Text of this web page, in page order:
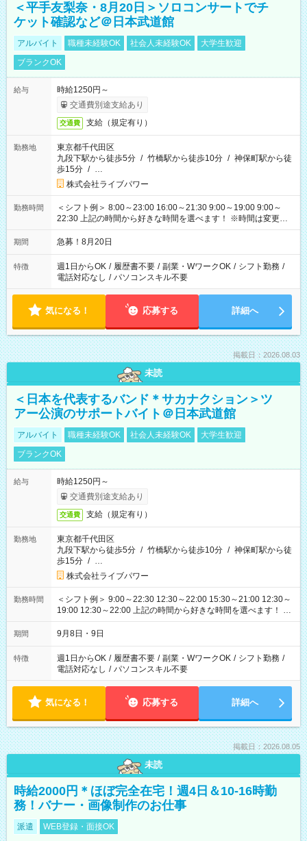
＜平手友梨奈・8月20日＞ソロコンサートでチ
ケット確認など＠日本武道館
アルバイト 職種未経験OK 社会人未経験OK
大学生歓迎
ブランクOK
給与
時給1250円～
交通費別途支給あり
交通費 支給（規定有り）
勤務地
東京都千代田区
九段下駅から徒歩5分 / 竹橋駅から徒歩10分 / 神保町駅から徒
歩15分 / …
株式会社ライブパワー
勤務時間
＜シフト例＞ 8:00～23:00 16:00～21:30 9:00～19:00 9:00～
22:30 上記の時間から好きな時間を選べます！ ※時間は変更と
なる可能性があります
期間 急募！8月20日
特徴 週1日からOK / 履歴書不要 / 副業・WワークOK / シフト勤務 /
電話対応なし / パソコンスキル不要
気になる！ 応募する 詳細へ
掲載日：2026.08.03
未読
＜日本を代表するバンド＊サカナクション＞ツ
アー公演のサポートバイト＠日本武道館
アルバイト 職種未経験OK 社会人未経験OK
大学生歓迎
ブランクOK
給与
時給1250円～
交通費別途支給あり
交通費 支給（規定有り）
勤務地
東京都千代田区
九段下駅から徒歩5分 / 竹橋駅から徒歩10分 / 神保町駅から徒
歩15分 / …
株式会社ライブパワー
勤務時間
＜シフト例＞ 9:00～22:30 12:30～22:00 15:30～21:00 12:30～
19:00 12:30～22:00 上記の時間から好きな時間を選べます！ ※
時間は変更となる可能性があります
期間 9月8日・9日
特徴 週1日からOK / 履歴書不要 / 副業・WワークOK / シフト勤務 /
電話対応なし / パソコンスキル不要
気になる！ 応募する 詳細へ
掲載日：2026.08.05
未読
時給2000円＊ほぼ完全在宅！週4日＆10-16時勤
務！バナー・画像制作のお仕事
派遣 WEB登録・面接OK